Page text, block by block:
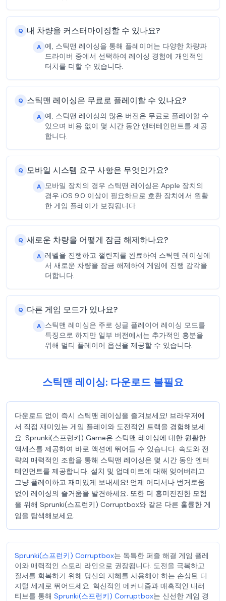
Q 내 차량을 커스터마이징할 수 있나요?
A 예, 스틱맨 레이싱을 통해 플레이어는 다양한 차량과
드라이버 중에서 선택하여 레이싱 경험에 개인적인
터치를 더할 수 있습니다.
Q 스틱맨 레이싱은 무료로 플레이할 수 있나요?
A 예, 스틱맨 레이싱의 많은 버전은 무료로 플레이할 수
있으며 비용 없이 몇 시간 동안 엔터테인먼트를 제공
합니다.
Q 모바일 시스템 요구 사항은 무엇인가요?
A 모바일 장치의 경우 스틱맨 레이싱은 Apple 장치의
경우 iOS 9.0 이상이 필요하므로 호환 장치에서 원활
한 게임 플레이가 보장됩니다.
Q 새로운 차량을 어떻게 잠금 해제하나요?
A 레벨을 진행하고 챌린지를 완료하여 스틱맨 레이싱에
서 새로운 차량을 잠금 해제하여 게임에 진행 감각을
더합니다.
Q 다른 게임 모드가 있나요?
A 스틱맨 레이싱은 주로 싱글 플레이어 레이싱 모드를
특징으로 하지만 일부 버전에서는 추가적인 흥분을
위해 멀티 플레이어 옵션을 제공할 수 있습니다.
스틱맨 레이싱: 다운로드 불필요
다운로드 없이 즉시 스틱맨 레이싱을 즐겨보세요! 브라우저에
서 직접 재미있는 게임 플레이와 도전적인 트랙을 경험해보세
요. Sprunki(스프런키) Game은 스틱맨 레이싱에 대한 원활한
액세스를 제공하여 바로 액션에 뛰어들 수 있습니다. 속도와 전
략의 매력적인 조합을 통해 스틱맨 레이싱은 몇 시간 동안 엔터
테인먼트를 제공합니다. 설치 및 업데이트에 대해 잊어버리고
그냥 플레이하고 재미있게 보내세요! 언제 어디서나 번거로움
없이 레이싱의 즐거움을 발견하세요. 또한 더 흥미진진한 모험
을 위해 Sprunki(스프런키) Corruptbox와 같은 다른 훌륭한 게
임을 탐색해보세요.
Sprunki(스프런키) Corruptbox는 독특한 퍼즐 해결 게임 플레
이와 매력적인 스토리 라인으로 권장됩니다. 도전을 극복하고
질서를 회복하기 위해 당신의 지혜를 사용해야 하는 손상된 디
지털 세계로 뛰어드세요. 혁신적인 메커니즘과 매혹적인 내러
티브를 통해 Sprunki(스프런키) Corruptbox는 신선한 게임 경